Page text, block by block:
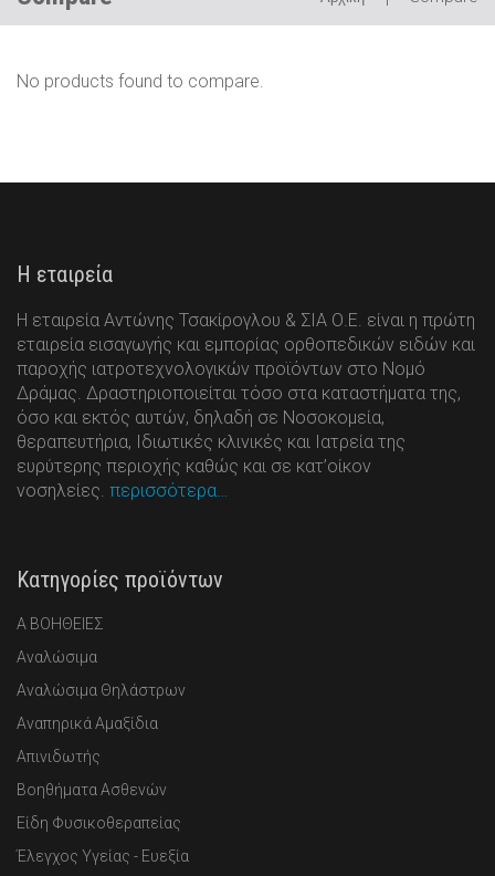
Compare
No products found to compare.
Η εταιρεία
Η εταιρεία Αντώνης Τσακίρογλου & ΣΙΑ Ο.Ε. είναι η πρώτη
εταιρεία εισαγωγής και εμπορίας ορθοπεδικών ειδών και
παροχής ιατροτεχνολογικών προϊόντων στο Νομό
Δράμας. Δραστηριοποιείται τόσο στα καταστήματα της,
όσο και εκτός αυτών, δηλαδή σε Νοσοκομεία,
θεραπευτήρια, Ιδιωτικές κλινικές και Ιατρεία της
ευρύτερης περιοχής καθώς και σε κατ’οίκον
νοσηλείες. περισσότερα…
Κατηγορίες προϊόντων
Α ΒΟΗΘΕΙΕΣ
Αναλώσιμα
Αναλώσιμα Θηλάστρων
Αναπηρικά Αμαξίδια
Απινιδωτής
Βοηθήματα Ασθενών
Είδη Φυσικοθεραπείας
Έλεγχος Υγείας - Ευεξία